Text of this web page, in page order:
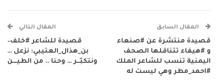
المقال السابق
قصيدة منتشرة عن ‫#‏صنعاء‬
و ‫#‏هيفاء‬ تتناقلها الصحف
اليمنية تنسب للشاعر الملك
‫#‏احمد_مطر وهي ليست له
المقال التالي
قصيدة للشاعر #خلف–
بن_هذال_العتيبي: نزعل …
ونتكبّــر … وحنا .. من الطيـــن